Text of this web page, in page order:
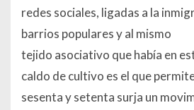
redes sociales, ligadas a la
barrios populares y al mismo
tejido asociativo que había en
caldo de cultivo es el que
sesenta y setenta surja un